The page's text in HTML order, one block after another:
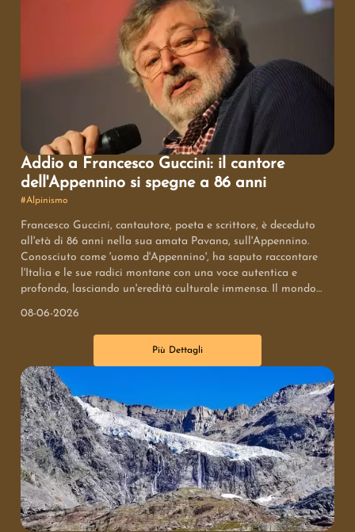
Addio a Francesco Guccini: il cantore
dell'Appennino si spegne a 86 anni
#Alpinismo
Francesco Guccini, cantautore, poeta e scrittore, è deceduto
all'età di 86 anni nella sua amata Pavana, sull'Appennino.
Conosciuto come 'uomo d'Appennino', ha saputo raccontare
l'Italia e le sue radici montane con una voce autentica e
profonda, lasciando un'eredità culturale immensa. Il mondo
08-06-2026
Più Dettagli